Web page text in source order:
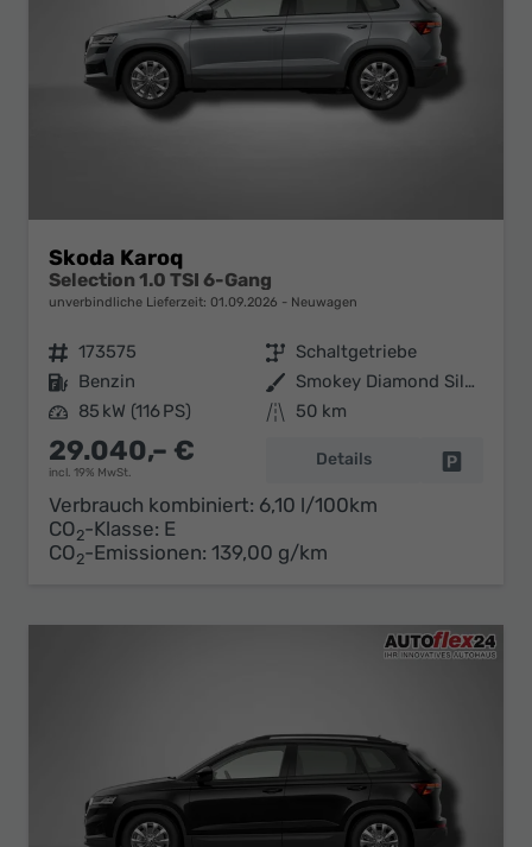
Skoda Karoq
Selection 1.0 TSI 6-Gang
unverbindliche Lieferzeit: 01.09.2026 Neuwagen
Fahrzeugnr. 173575 Getriebe Schaltgetriebe
Kraftstoff Benzin Außenfarbe
Smokey Diamond Silber Metallic
Leistung 85 kW (116 PS) Kilometerstand 50 km
29.040,– €
incl. 19% MwSt.
Details
Verbrauch kombiniert: 6,10 l/100km
CO2-Klasse: E
CO2-Emissionen: 139,00 g/km